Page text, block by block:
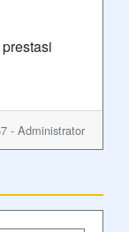
- Administrator